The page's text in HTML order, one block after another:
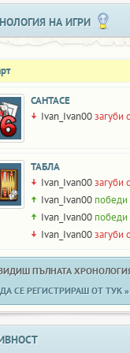
НА ИГРИ
САНТАСЕ
Ivan_Ivan00загуби
ТАБЛА
Ivan_Ivan00загуби
Ivan_Ivan00 победи
Ivan_Ivan00 победи
Ivan_Ivan00загуби
ПЪЛНАТА
СЕ РЕГИСТРИРАШ ОТ ТУК »